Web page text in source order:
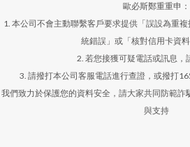
歐必斯鄭重重申：
1. 本公司不會主動聯繫客戶要求提供「誤設為重
統錯誤」或「核對信用卡資料
2. 若您接獲可疑電話或訊息，
3. 請撥打本公司客服電話進行查證，或撥打
我們致力於保護您的資料安全，請大家共同防範
與支持